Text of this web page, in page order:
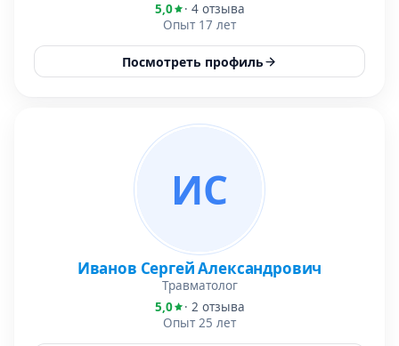
5,0
· 4 отзыва
Опыт 17 лет
Посмотреть профиль
ИС
Иванов Сергей Александрович
Травматолог
5,0
· 2 отзыва
Опыт 25 лет